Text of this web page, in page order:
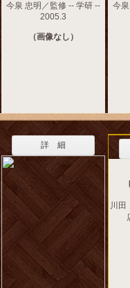
今泉 忠明／監修 -- 学研 --
2005.3
（画像なし）
今
詳 細
川